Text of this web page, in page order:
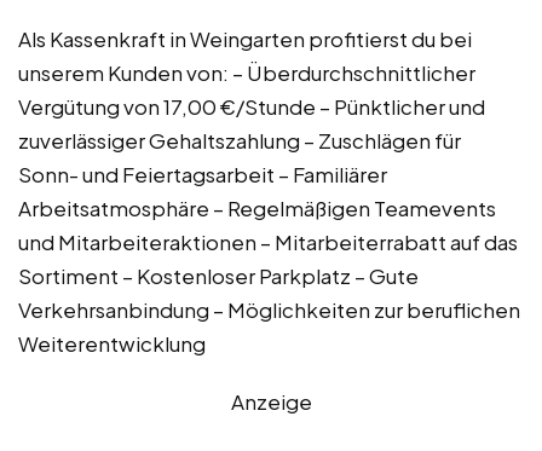
Als Kassenkraft in Weingarten profitierst du bei
unserem Kunden von: – Überdurchschnittlicher
Vergütung von 17,00 €/Stunde – Pünktlicher und
zuverlässiger Gehaltszahlung – Zuschlägen für
Sonn- und Feiertagsarbeit – Familiärer
Arbeitsatmosphäre – Regelmäßigen Teamevents
und Mitarbeiteraktionen – Mitarbeiterrabatt auf das
Sortiment – Kostenloser Parkplatz – Gute
Verkehrsanbindung – Möglichkeiten zur beruflichen
Weiterentwicklung
Anzeige